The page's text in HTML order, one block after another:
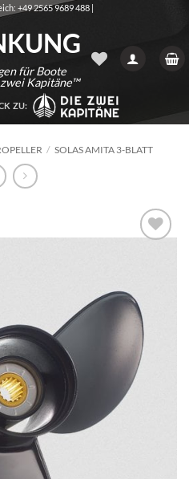
+49 2565 9689 488 |
für Boote
Kapitäne™
ZU:
/ SOLAS AMITA 3-BLATT